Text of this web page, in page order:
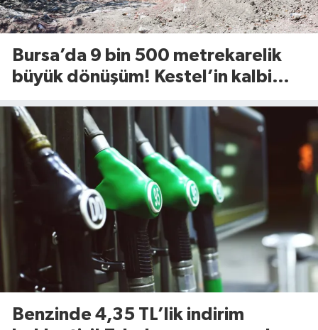
Bursa’da 9 bin 500 metrekarelik
büyük dönüşüm! Kestel’in kalbi
Benzinde 4,35 TL’lik indirim